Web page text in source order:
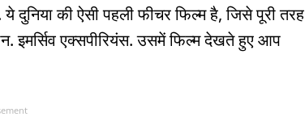
दुनिया की ऐसी पहली फीचर फिल्म है, जिसे पूरी तरह
इमर्सिव एक्सपीरियंस. उसमें फिल्म देखते हुए आप